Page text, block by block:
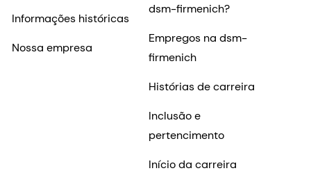
Informações históricas
Nossa empresa
dsm-firmenich?
Empregos na dsm-
firmenich
Histórias de carreira
Inclusão e
pertencimento
Início da carreira